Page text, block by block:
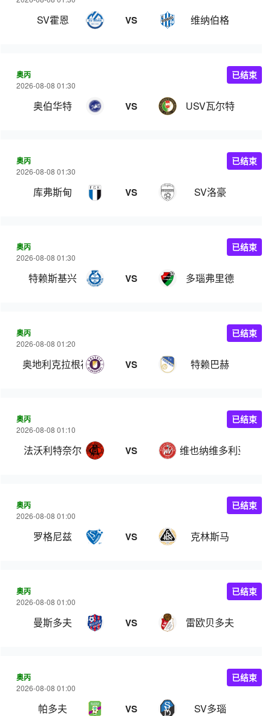
SV霍恩 VS 维纳伯格
奥丙
2026-08-08 01:30
奥伯华特 VS USV瓦尔特
已结束
奥丙
2026-08-08 01:30
库弗斯甸 VS SV洛豪
已结束
奥丙
2026-08-08 01:30
特赖斯基兴 VS 多瑙弗里德
已结束
奥丙
2026-08-08 01:20
奥地利克拉根福 VS 特赖巴赫
已结束
奥丙
2026-08-08 01:10
法沃利特奈尔 VS 维也纳维多利亚
已结束
奥丙
2026-08-08 01:00
罗格尼兹 VS 克林斯马
已结束
奥丙
2026-08-08 01:00
曼斯多夫 VS 雷欧贝多夫
已结束
奥丙
2026-08-08 01:00
帕多夫 VS SV多瑙
已结束